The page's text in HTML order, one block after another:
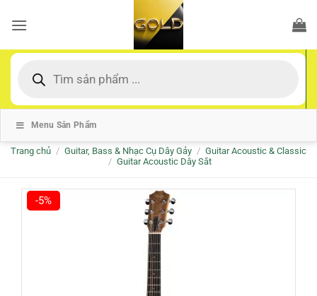
qua
dung
kiếm
Menu Sản Phẩm
Trang chủ / Guitar, Bass & Nhạc Cụ Dây Gảy / Guitar Acoustic & Classic
/ Guitar Acoustic Dây Sắt
-5%